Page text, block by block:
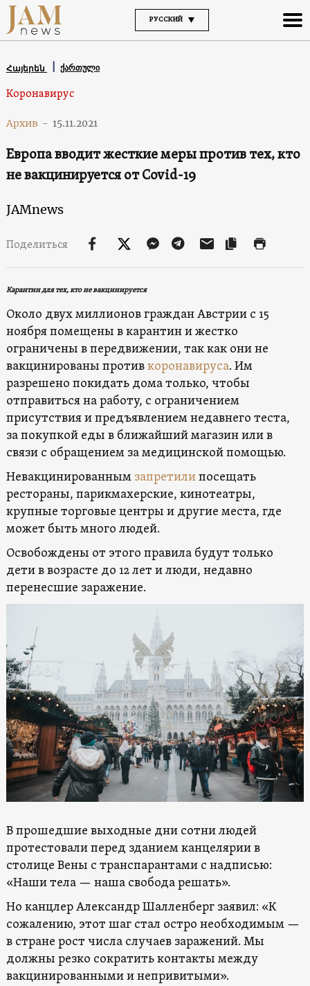
РУССКИЙ
Հայերեն ქართული
Коронавирус
Архив - 15.11.2021
Европа вводит жесткие меры против тех, кто
не вакцинируется от Covid-19
JAMnews
Поделиться
Карантин для тех, кто не вакцинируется
Около двух миллионов граждан Австрии с 15
ноября помещены в карантин и жестко
ограничены в передвижении, так как они не
вакцинированы противкоронавируса. Им
разрешено покидать дома только, чтобы
отправиться на работу, с ограничением
присутствия и предъявлением недавнего теста,
за покупкой еды в ближайший магазин или в
связи с обращением за медицинской помощью.
Невакцинированным запретилипосещать
рестораны, парикмахерские, кинотеатры,
крупные торговые центры и другие места, где
может быть много людей.
Освобождены от этого правила будут только
дети в возрасте до 12 лет и люди, недавно
перенесшие заражение.
В прошедшие выходные дни сотни людей
протестовали перед зданием канцелярии в
столице Вены с транспарантами с надписью:
«Наши тела — наша свобода решать».
Но канцлер Александр Шалленберг заявил: «К
сожалению, этот шаг стал остро необходимым —
в стране рост числа случаев заражений. Мы
должны резко сократить контакты между
вакцинированными и непривитыми».